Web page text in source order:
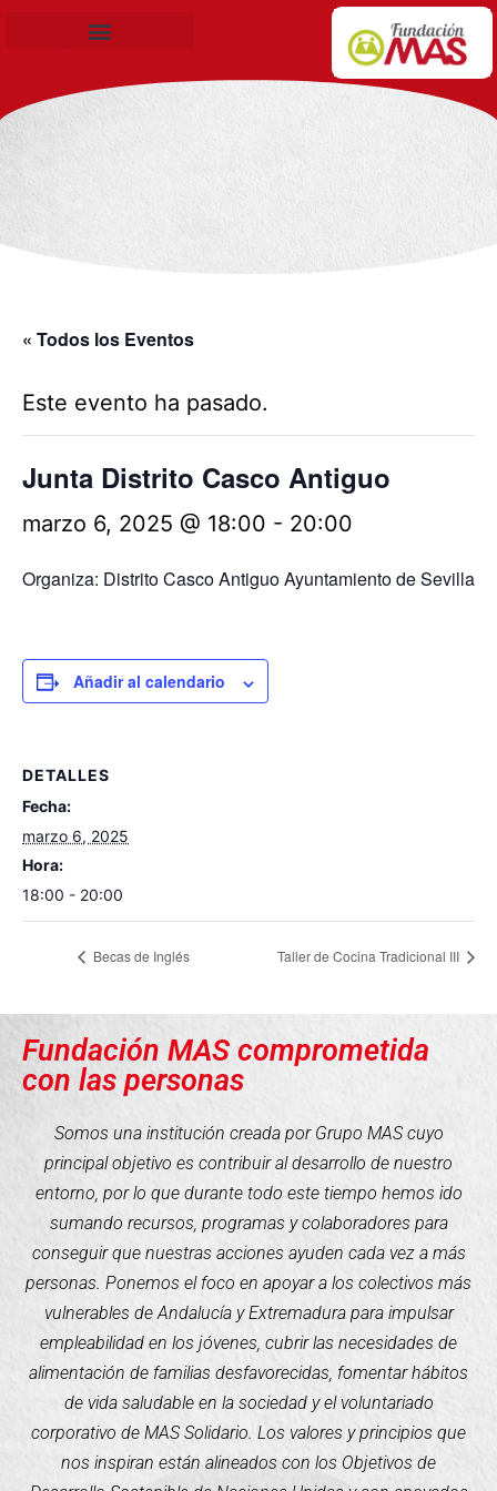
« Todos los Eventos
Este evento ha pasado.
Junta Distrito Casco Antiguo
marzo 6, 2025 @ 18:00 - 20:00
Organiza: Distrito Casco Antiguo Ayuntamiento de Sevilla
Añadir al calendario
DETALLES
Fecha:
marzo 6, 2025
Hora:
18:00 - 20:00
Becas de Inglés Taller de Cocina Tradicional III
Fundación MAS comprometida
con las personas
Somos una institución creada por Grupo MAS cuyo
principal objetivo es contribuir al desarrollo de nuestro
entorno, por lo que durante todo este tiempo hemos ido
sumando recursos, programas y colaboradores para
conseguir que nuestras acciones ayuden cada vez a más
personas. Ponemos el foco en apoyar a los colectivos más
vulnerables de Andalucía y Extremadura para impulsar
empleabilidad en los jóvenes, cubrir las necesidades de
alimentación de familias desfavorecidas, fomentar hábitos
de vida saludable en la sociedad y el voluntariado
corporativo de MAS Solidario. Los valores y principios que
nos inspiran están alineados con los Objetivos de